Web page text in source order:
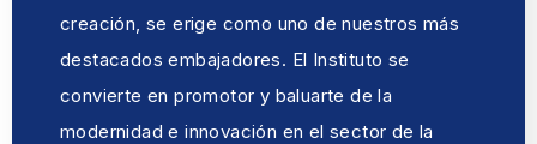
creación, se erige como uno de nuestros más
destacados embajadores. El Instituto se
convierte en promotor y baluarte de la
modernidad e innovación en el sector de la